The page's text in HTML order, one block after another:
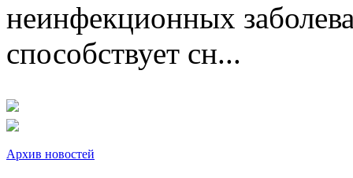
неинфекционных
способствует сн...
Архив новостей